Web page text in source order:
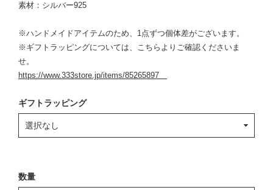
素材：シルバー925
※ハンドメイドアイテムのため、1点ずつ個体差がございます。
※ギフトラッピングについては、こちらよりご確認くださいま
せ。
https://www.333store.jp/items/85265897
ギフトラッピング
数量